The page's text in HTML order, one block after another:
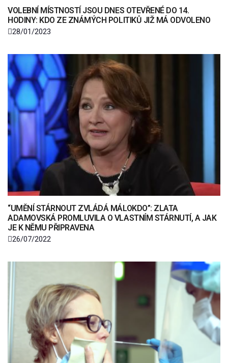
VOLEBNÍ MÍSTNOSTÍ JSOU DNES OTEVŘENÉ DO 14.
HODINY: KDO ZE ZNÁMÝCH POLITIKŮ JIŽ MÁ ODVOLENO
28/01/2023
“UMĚNÍ STÁRNOUT ZVLÁDÁ MÁLOKDO”: ZLATA
ADAMOVSKÁ PROMLUVILA O VLASTNÍM STÁRNUTÍ, A JAK
JE K NĚMU PŘIPRAVENA
26/07/2022